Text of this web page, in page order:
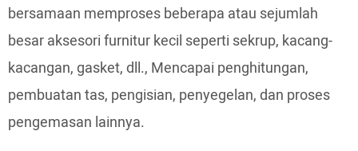
bersamaan memproses beberapa atau sejumlah
besar aksesori furnitur kecil seperti sekrup, kacang-
kacangan, gasket, dll., Mencapai penghitungan,
pembuatan tas, pengisian, penyegelan, dan proses
pengemasan lainnya.